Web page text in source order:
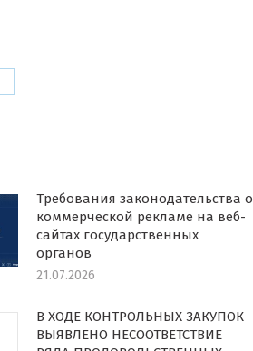
Требования законодательства о
коммерческой рекламе на веб-
сайтах государственных
органов
21.07.2026
В ХОДЕ КОНТРОЛЬНЫХ ЗАКУПОК
ВЫЯВЛЕНО НЕСООТВЕТСТВИЕ